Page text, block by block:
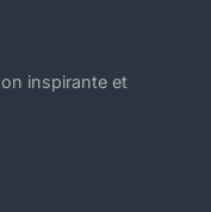
inspirante et